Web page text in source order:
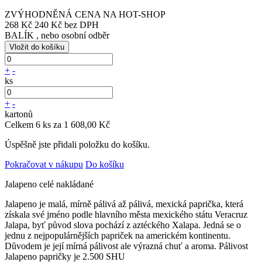
ZVÝHODNĚNÁ CENA NA HOT-SHOP
268 Kč 240 Kč bez DPH
BALÍK , nebo osobní odběr
+ -
ks
+ -
kartonů
Celkem 6 ks za 1 608,00 Kč
Úspěšně jste přidali položku do košíku.
Pokračovat v nákupu Do košíku
Jalapeno celé nakládané
Jalapeno je malá, mírně pálivá až pálivá, mexická paprička, která
získala své jméno podle hlavního města mexického státu Veracruz
Jalapa, byť původ slova pochází z aztéckého Xalapa. Jedná se o
jednu z nejpopulárnějších papriček na americkém kontinentu.
Důvodem je její mírná pálivost ale výrazná chuť a aroma. Pálivost
Jalapeno papričky je 2.500 SHU